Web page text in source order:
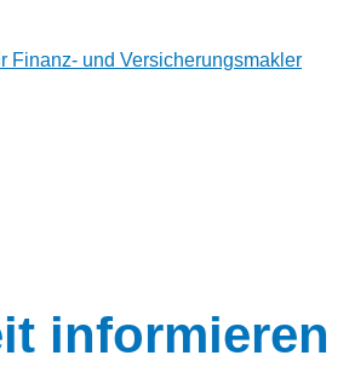
informieren